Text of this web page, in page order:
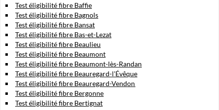
Test éligibilité fibre Baffie
Test éligibilité fibre Bagnols
Test éligibilité fibre Bansat
Test éligibilité fibre Bas-et-Lezat
Test éligibilité fibre Beaulieu
Test éligibilité fibre Beaumont
Test éligibilité fibre Beaumont-lès-Randan
Test éligibilité fibre Beauregard-l'Évêque
Test éligibilité fibre Beauregard-Vendon
Test éligibilité fibre Bergonne
Test éligibilité fibre Bertignat